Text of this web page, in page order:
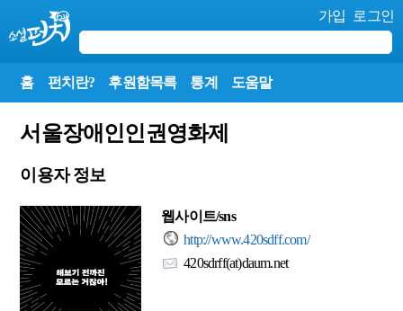
가입 로그인
홈 펀치란? 후원함목록 통계 도움말
서울장애인인권영화제
이용자 정보
웹사이트/sns
http://www.420sdff.com/
420sdrff(at)daum.net